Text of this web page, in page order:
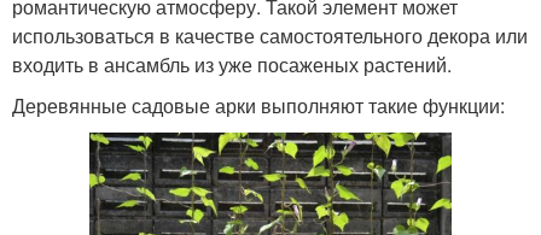
романтическую атмосферу. Такой элемент может
использоваться в качестве самостоятельного декора или
входить в ансамбль из уже посаженых растений.
Деревянные садовые арки выполняют такие функции: